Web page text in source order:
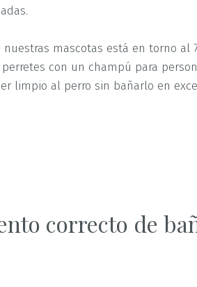
mascotas está en torno al
con un champú para
limpio al perro sin bañarlo en
correcto de